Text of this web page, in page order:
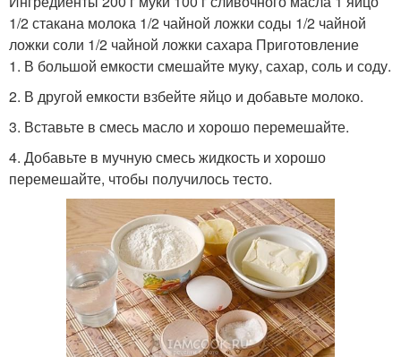
1/2 стакана молока 1/2 чайной ложки соды 1/2 чайной
ложки соли 1/2 чайной ложки сахара Приготовление
1. В большой емкости смешайте муку, сахар, соль и соду.
2. В другой емкости взбейте яйцо и добавьте молоко.
3. Вставьте в смесь масло и хорошо перемешайте.
4. Добавьте в мучную смесь жидкость и хорошо
перемешайте, чтобы получилось тесто.